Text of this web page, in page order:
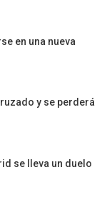
en una nueva
y se perderá
se lleva un duelo